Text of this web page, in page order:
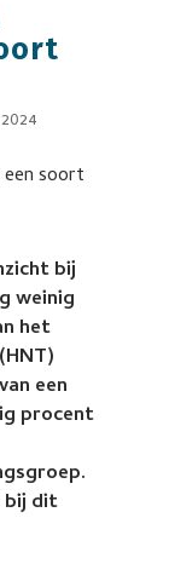
bij
weinig
het
een
procent
bij dit